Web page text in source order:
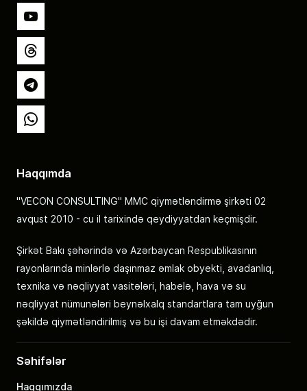
YouTube
Threads
Telegram
Whatsapp
Haqqımda
"VECON CONSULTING" MMC qiymətləndirmə şirkəti 02
avqust 2010 - cu il tarixində qeydiyyatdan keçmişdir.
Şirkət Bakı şəhərində və Azərbaycan Respublikasının
rayonlarında minlərlə daşınmaz əmlak obyekti, avadanlıq,
texnika və nəqliyyat vasitələri, habelə, hava və su
nəqliyyat nümunələri beynəlxalq standartlara tam uyğun
şəkildə qiymətləndirilmiş və bu işi davam etməkdədir.
Səhifələr
Haqqımızda